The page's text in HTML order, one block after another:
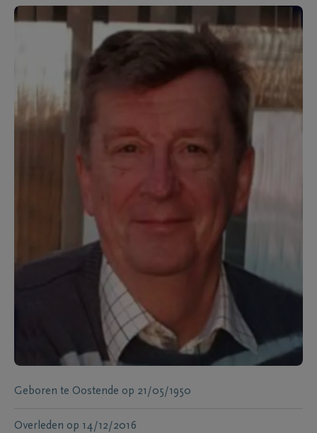
Geboren te Oostende op 21/05/1950
Overleden op 14/12/2016